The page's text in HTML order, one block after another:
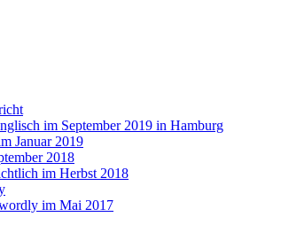
im September 2019 in Hamburg
Januar 2019
2018
im Herbst 2018
im Mai 2017